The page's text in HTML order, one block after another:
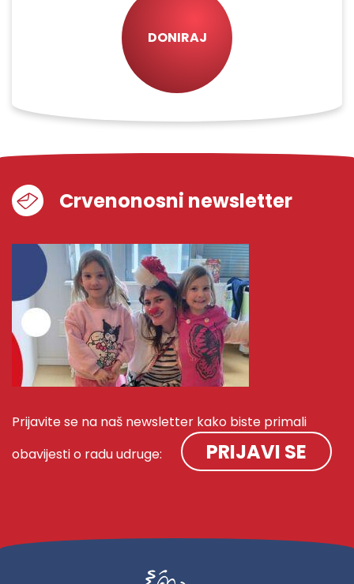
DONIRAJ
Crvenonosni newsletter
Prijavite se na naš newsletter kako biste primali
obavijesti o radu udruge:
PRIJAVI SE